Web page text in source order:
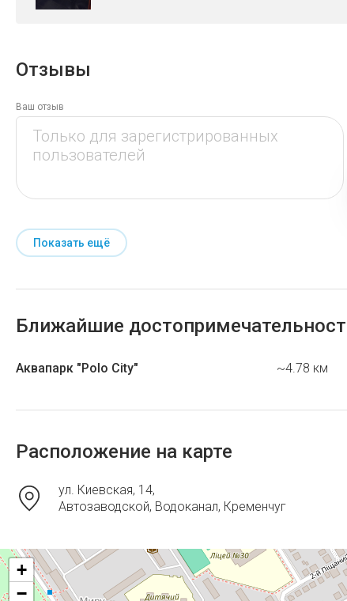
Отзывы
Ваш отзыв
Показать ещё
Ближайшие
Аквапарк "Polo City" ~4.78 км
Расположение на карте
ул. Киевская, 14,
Автозаводской, Водоканал, Кременчуг
+
−